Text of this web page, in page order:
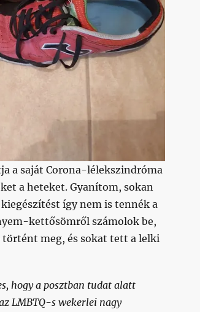
a saját Corona-lélekszindróma
a heteket. Gyanítom, sokan
így nem is tennék a
kettősömről számolok be,
meg, és sokat tett a lelki
hogy a posztban tudat alatt
LMBTQ-s wekerlei nagy